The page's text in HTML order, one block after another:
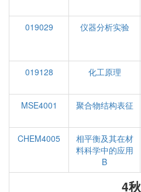
019029 仪器分析实验
019128 化工原理
MSE4001
聚合物结构表征
CHEM4005
相平衡及其在材
料科学中的应用
B
4秋